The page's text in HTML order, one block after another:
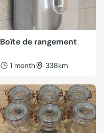
Boîte de rangement
1 month 338km